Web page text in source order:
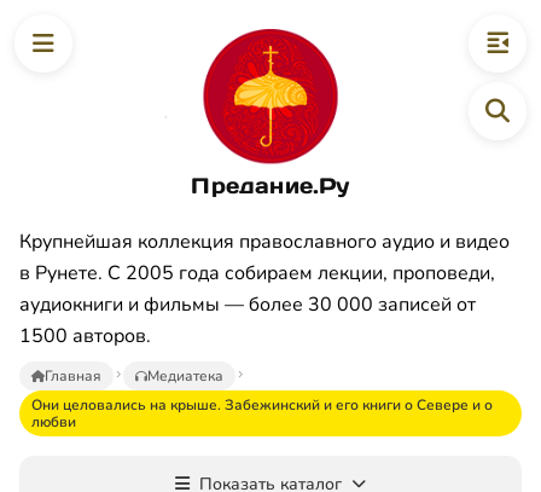
Предание.Ру
Крупнейшая коллекция православного аудио и видео
в Рунете. С 2005 года собираем лекции, проповеди,
аудиокниги и фильмы — более 30 000 записей от
1500 авторов.
Главная
Медиатека
Они целовались на крыше. Забежинский и его книги о Севере и о
любви
Показать каталог